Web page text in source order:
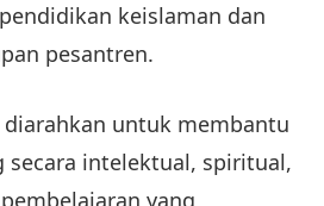
keislaman dan
pesantren.
untuk membantu
secara intelektual, spiritual,